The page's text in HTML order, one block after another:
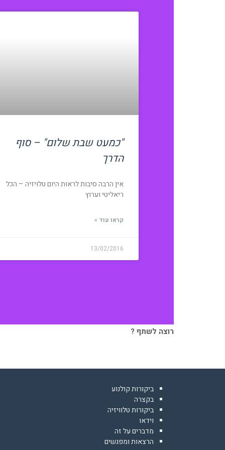
"כמעט שבת שלום" – סוף
הדרך
אין הרבה סיבות לראות היום טלויזיה – הכל
ריאליטי וערוץ
קראו עוד »
13/02/2016
רוצה לשתף ?
ביקורות קולנוע
בקצרה
ביקורות טלוויזיה
וידאו
מדברים על זה
הרצאות ומפגשים